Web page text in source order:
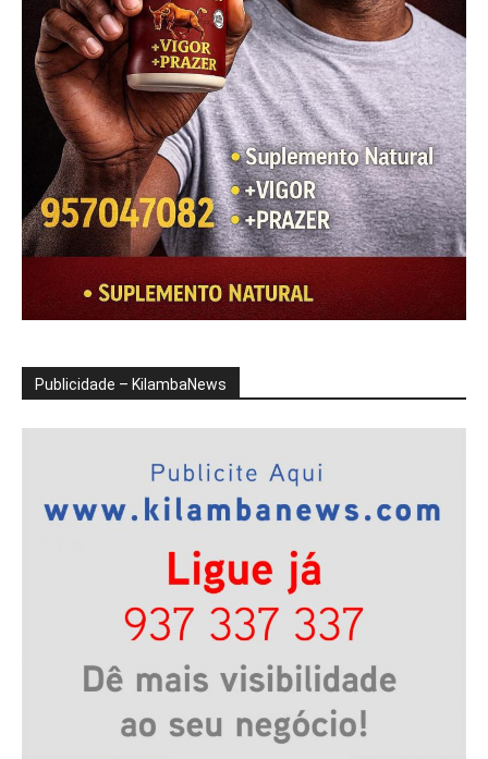
Publicidade – KilambaNews